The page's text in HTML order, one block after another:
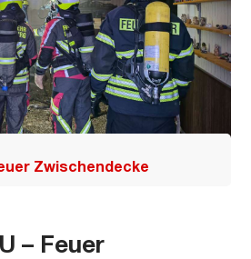
Zwischendecke
– Feuer